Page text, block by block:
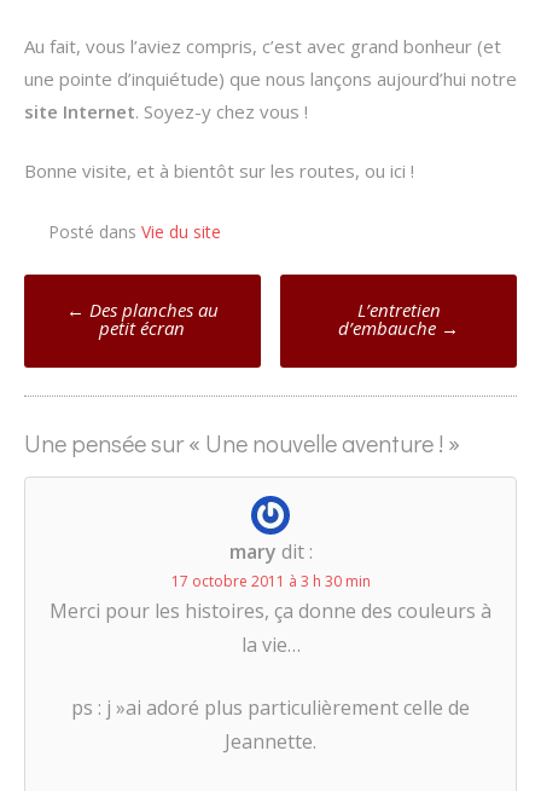
Au fait, vous l’aviez compris, c’est avec grand bonheur (et
une pointe d’inquiétude) que nous lançons aujourd’hui notre
site Internet. Soyez-y chez vous !
Bonne visite, et à bientôt sur les routes, ou ici !
Posté dans Vie du site
Poste
navigation
← Des planches au
petit écran
L’entretien
d’embauche →
Une pensée sur « Une nouvelle aventure ! »
mary dit :
17 octobre 2011 à 3 h 30 min
Merci pour les histoires, ça donne des couleurs à
la vie…
ps : j »ai adoré plus particulièrement celle de
Jeannette.